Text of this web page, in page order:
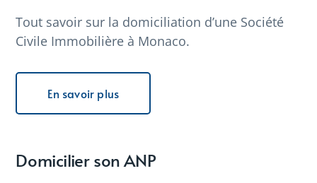
Tout savoir sur la domiciliation d’une Société
Civile Immobilière à Monaco.
En savoir plus
Domicilier son ANP